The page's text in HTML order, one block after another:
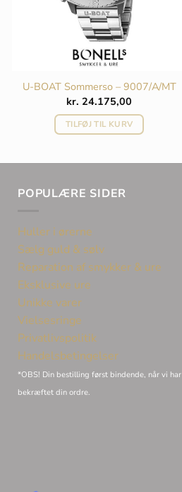
U-BOAT Sommerso – 9007/A/MT
kr. 24.175,00
TILFØJ TIL KURV
POPULÆRE SIDER
Huller i ørerne
Sælg guld & sølv
Reparation af smykker & ure
Eksklusive ure
Unikke varer
Vielsesringe
Privatlivspolitik
Handelsbetingelser
*OBS! Din bestilling først bindende, når vi har
bekræftet din ordre.